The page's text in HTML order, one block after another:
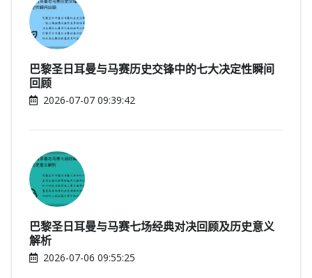
巴黎圣日耳曼与马赛历史交锋中的七大决定性瞬间
回顾
2026-07-07 09:39:42
巴黎圣日耳曼与马赛七场经典对决回顾及历史意义
解析
2026-07-06 09:55:25